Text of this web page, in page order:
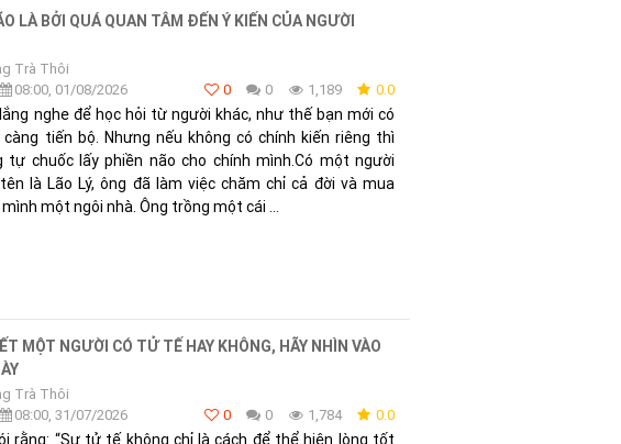
LÀ BỞI QUÁ QUAN TÂM ĐẾN Ý KIẾN CỦA NGƯỜI
Trà Thôi
08:00, 01/08/2026 0 0 1,189 0.0
nghe để học hỏi từ người khác, như thế bạn mới có
tiến bộ. Nhưng nếu không có chính kiến riêng thì
tự chuốc lấy phiền não cho chính mình.Có một người
là Lão Lý, ông đã làm việc chăm chỉ cả đời và mua
một ngôi nhà. Ông trồng một cái ...
MỘT NGƯỜI CÓ TỬ TẾ HAY KHÔNG, HÃY NHÌN VÀO
Trà Thôi
08:00, 31/07/2026 0 0 1,784 0.0
rằng: “Sự tử tế không chỉ là cách để thể hiện lòng tốt